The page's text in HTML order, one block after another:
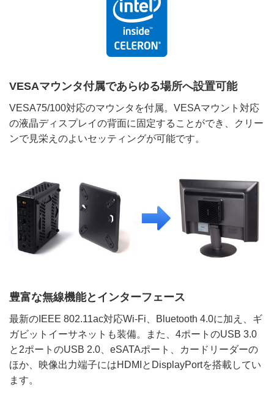
VESAマウンタ付属であらゆる場所へ設置可能
VESA75/100対応のマウンタを付属。VESAマウント対応
の液晶ディスプレイの背面に固定することができ、クリー
ンで見栄えのよいセッティングが可能です。
豊富な無線機能とインターフェース
最新のIEEE 802.11ac対応Wi-Fi、Bluetooth 4.0に加え、ギ
ガビットイーサネットも装備。また、4ポートのUSB 3.0
と2ポートのUSB 2.0、eSATAポート、カードリーダーの
ほか、映像出力端子にはHDMIとDisplayPortを搭載してい
ます。